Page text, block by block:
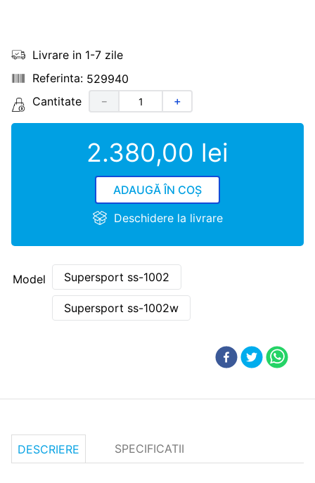
Livrare in 1-7 zile
529940
Cantitate
＋
－
2.380,00 lei
ADAUGĂ ÎN COȘ
Deschidere la livrare
Model Supersport ss-1002
Supersport ss-1002w
DESCRIERE SPECIFICATII